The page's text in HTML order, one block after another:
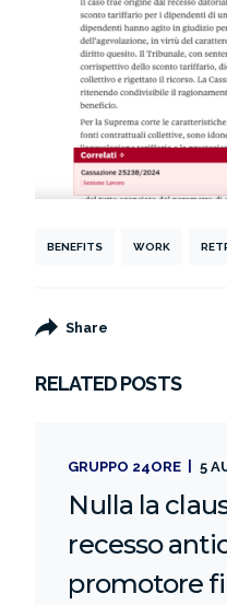
BENEFITS WORK
Share
RELATED POSTS
GRUPPO 24ORE 5
Nulla la
recesso
promotore